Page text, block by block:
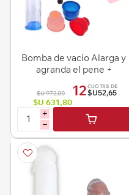
Bomba de vacío Alarga y
agranda el pene +
$U 972,00
$U 631,80
12 CUOTAS DE
$U52,65
i
h